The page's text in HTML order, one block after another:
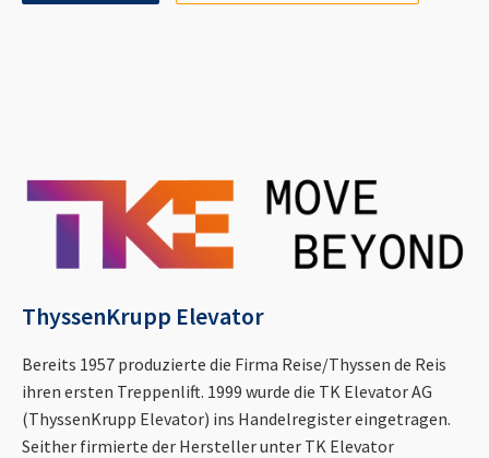
ThyssenKrupp Elevator
Bereits 1957 produzierte die Firma Reise/Thyssen de Reis
ihren ersten Treppenlift. 1999 wurde die TK Elevator AG
(ThyssenKrupp Elevator) ins Handelregister eingetragen.
Seither firmierte der Hersteller unter TK Elevator